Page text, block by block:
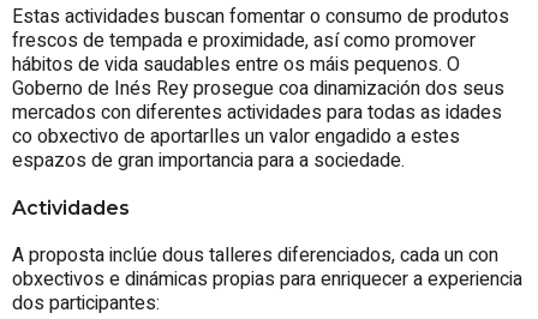
Estas actividades buscan fomentar o consumo de produtos
frescos de tempada e proximidade, así como promover
hábitos de vida saudables entre os máis pequenos. O
Goberno de Inés Rey prosegue coa dinamización dos seus
mercados con diferentes actividades para todas as idades
co obxectivo de aportarlles un valor engadido a estes
espazos de gran importancia para a sociedade.
Actividades
A proposta inclúe dous talleres diferenciados, cada un con
obxectivos e dinámicas propias para enriquecer a experiencia
dos participantes: